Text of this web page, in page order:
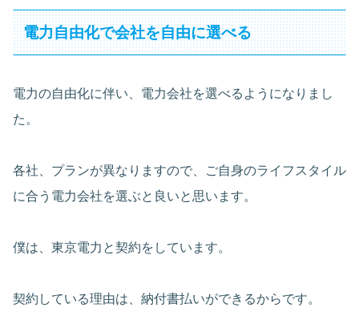
電力自由化で会社を自由に選べる
電力の自由化に伴い、電力会社を選べるようになりまし
た。
各社、プランが異なりますので、ご自身のライフスタイル
に合う電力会社を選ぶと良いと思います。
僕は、東京電力と契約をしています。
契約している理由は、納付書払いができるからです。